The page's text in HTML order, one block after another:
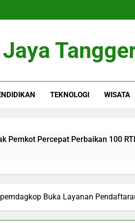
TEKNOLOGI WISATA
Perbaikan 100 RTLH
Buka Layanan